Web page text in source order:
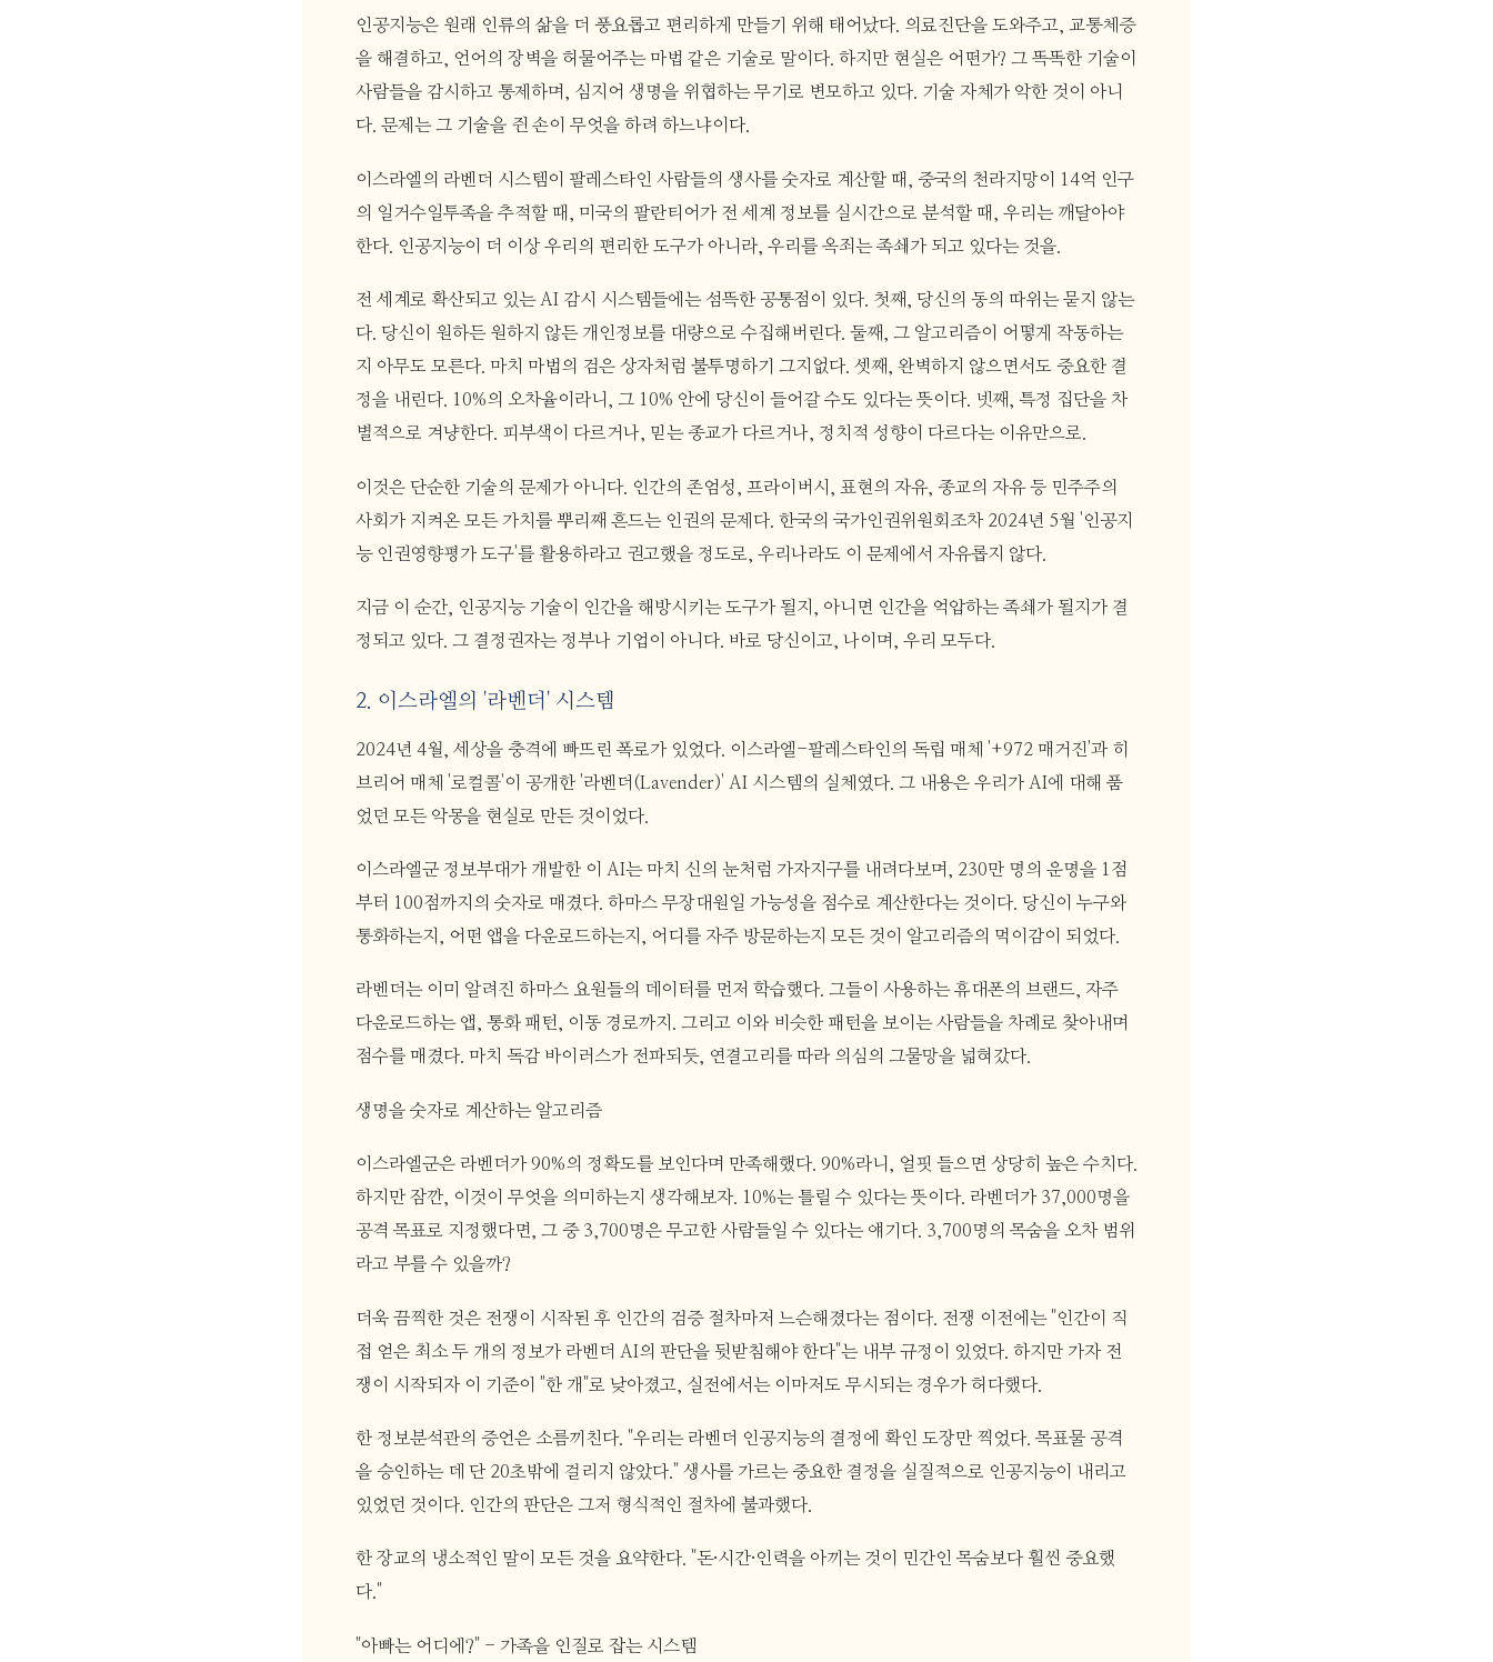
인공지능은 원래 인류의 삶을 더 풍요롭고 편리하게 만들기 위해 태어났다. 의료진단을 도와주고, 교통체증
을 해결하고, 언어의 장벽을 허물어주는 마법 같은 기술로 말이다. 하지만 현실은 어떤가? 그 똑똑한 기술이
사람들을 감시하고 통제하며, 심지어 생명을 위협하는 무기로 변모하고 있다. 기술 자체가 악한 것이 아니
다. 문제는 그 기술을 쥔 손이 무엇을 하려 하느냐이다.
이스라엘의 라벤더 시스템이 팔레스타인 사람들의 생사를 숫자로 계산할 때, 중국의 천라지망이 14억 인구
의 일거수일투족을 추적할 때, 미국의 팔란티어가 전 세계 정보를 실시간으로 분석할 때, 우리는 깨달아야
한다. 인공지능이 더 이상 우리의 편리한 도구가 아니라, 우리를 옥죄는 족쇄가 되고 있다는 것을.
전 세계로 확산되고 있는 AI 감시 시스템들에는 섬뜩한 공통점이 있다. 첫째, 당신의 동의 따위는 묻지 않는
다. 당신이 원하든 원하지 않든 개인정보를 대량으로 수집해버린다. 둘째, 그 알고리즘이 어떻게 작동하는
지 아무도 모른다. 마치 마법의 검은 상자처럼 불투명하기 그지없다. 셋째, 완벽하지 않으면서도 중요한 결
정을 내린다. 10%의 오차율이라니, 그 10% 안에 당신이 들어갈 수도 있다는 뜻이다. 넷째, 특정 집단을 차
별적으로 겨냥한다. 피부색이 다르거나, 믿는 종교가 다르거나, 정치적 성향이 다르다는 이유만으로.
이것은 단순한 기술의 문제가 아니다. 인간의 존엄성, 프라이버시, 표현의 자유, 종교의 자유 등 민주주의
사회가 지켜온 모든 가치를 뿌리째 흔드는 인권의 문제다. 한국의 국가인권위원회조차 2024년 5월 '인공지
능 인권영향평가 도구'를 활용하라고 권고했을 정도로, 우리나라도 이 문제에서 자유롭지 않다.
지금 이 순간, 인공지능 기술이 인간을 해방시키는 도구가 될지, 아니면 인간을 억압하는 족쇄가 될지가 결
정되고 있다. 그 결정권자는 정부나 기업이 아니다. 바로 당신이고, 나이며, 우리 모두다.
2. 이스라엘의 '라벤더' 시스템
2024년 4월, 세상을 충격에 빠뜨린 폭로가 있었다. 이스라엘-팔레스타인의 독립 매체 '+972 매거진'과 히
브리어 매체 '로컬콜'이 공개한 '라벤더(Lavender)' AI 시스템의 실체였다. 그 내용은 우리가 AI에 대해 품
었던 모든 악몽을 현실로 만든 것이었다.
이스라엘군 정보부대가 개발한 이 AI는 마치 신의 눈처럼 가자지구를 내려다보며, 230만 명의 운명을 1점
부터 100점까지의 숫자로 매겼다. 하마스 무장대원일 가능성을 점수로 계산한다는 것이다. 당신이 누구와
통화하는지, 어떤 앱을 다운로드하는지, 어디를 자주 방문하는지 모든 것이 알고리즘의 먹이감이 되었다.
라벤더는 이미 알려진 하마스 요원들의 데이터를 먼저 학습했다. 그들이 사용하는 휴대폰의 브랜드, 자주
다운로드하는 앱, 통화 패턴, 이동 경로까지. 그리고 이와 비슷한 패턴을 보이는 사람들을 차례로 찾아내며
점수를 매겼다. 마치 독감 바이러스가 전파되듯, 연결고리를 따라 의심의 그물망을 넓혀갔다.
생명을 숫자로 계산하는 알고리즘
이스라엘군은 라벤더가 90%의 정확도를 보인다며 만족해했다. 90%라니, 얼핏 들으면 상당히 높은 수치다.
하지만 잠깐, 이것이 무엇을 의미하는지 생각해보자. 10%는 틀릴 수 있다는 뜻이다. 라벤더가 37,000명을
공격 목표로 지정했다면, 그 중 3,700명은 무고한 사람들일 수 있다는 얘기다. 3,700명의 목숨을 오차 범위
라고 부를 수 있을까?
더욱 끔찍한 것은 전쟁이 시작된 후 인간의 검증 절차마저 느슨해졌다는 점이다. 전쟁 이전에는 "인간이 직
접 얻은 최소 두 개의 정보가 라벤더 AI의 판단을 뒷받침해야 한다"는 내부 규정이 있었다. 하지만 가자 전
쟁이 시작되자 이 기준이 "한 개"로 낮아졌고, 실전에서는 이마저도 무시되는 경우가 허다했다.
한 정보분석관의 증언은 소름끼친다. "우리는 라벤더 인공지능의 결정에 확인 도장만 찍었다. 목표물 공격
을 승인하는 데 단 20초밖에 걸리지 않았다." 생사를 가르는 중요한 결정을 실질적으로 인공지능이 내리고
있었던 것이다. 인간의 판단은 그저 형식적인 절차에 불과했다.
한 장교의 냉소적인 말이 모든 것을 요약한다. "돈·시간·인력을 아끼는 것이 민간인 목숨보다 훨씬 중요했
다."
"아빠는 어디에?" - 가족을 인질로 잡는 시스템